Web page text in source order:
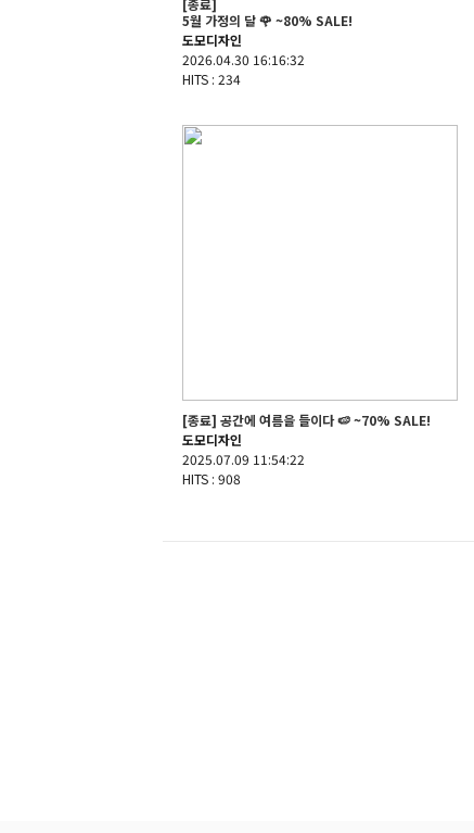
[종료]
5월 가정의 달 🌹 ~80% SALE!
도모디자인
2026.04.30 16:16:32
HITS : 234
[종료] 공간에 여름을 들이다 🍉 ~70% SALE!
도모디자인
2025.07.09 11:54:22
HITS : 908